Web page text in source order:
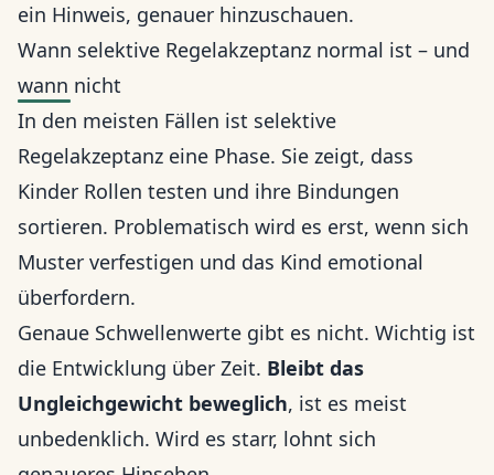
ein Hinweis, genauer hinzuschauen.
Wann selektive Regelakzeptanz normal ist – und
wann nicht
In den meisten Fällen ist selektive
Regelakzeptanz eine Phase. Sie zeigt, dass
Kinder Rollen testen und ihre Bindungen
sortieren. Problematisch wird es erst, wenn sich
Muster verfestigen und das Kind emotional
überfordern.
Genaue Schwellenwerte gibt es nicht. Wichtig ist
die Entwicklung über Zeit. Bleibt das
Ungleichgewicht beweglich, ist es meist
unbedenklich. Wird es starr, lohnt sich